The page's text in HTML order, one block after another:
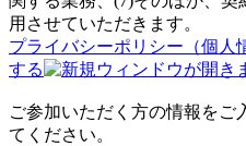
用させていただきます。
プライバシーポリシー（個人
する
ご参加いただく方の情報をご
てください。